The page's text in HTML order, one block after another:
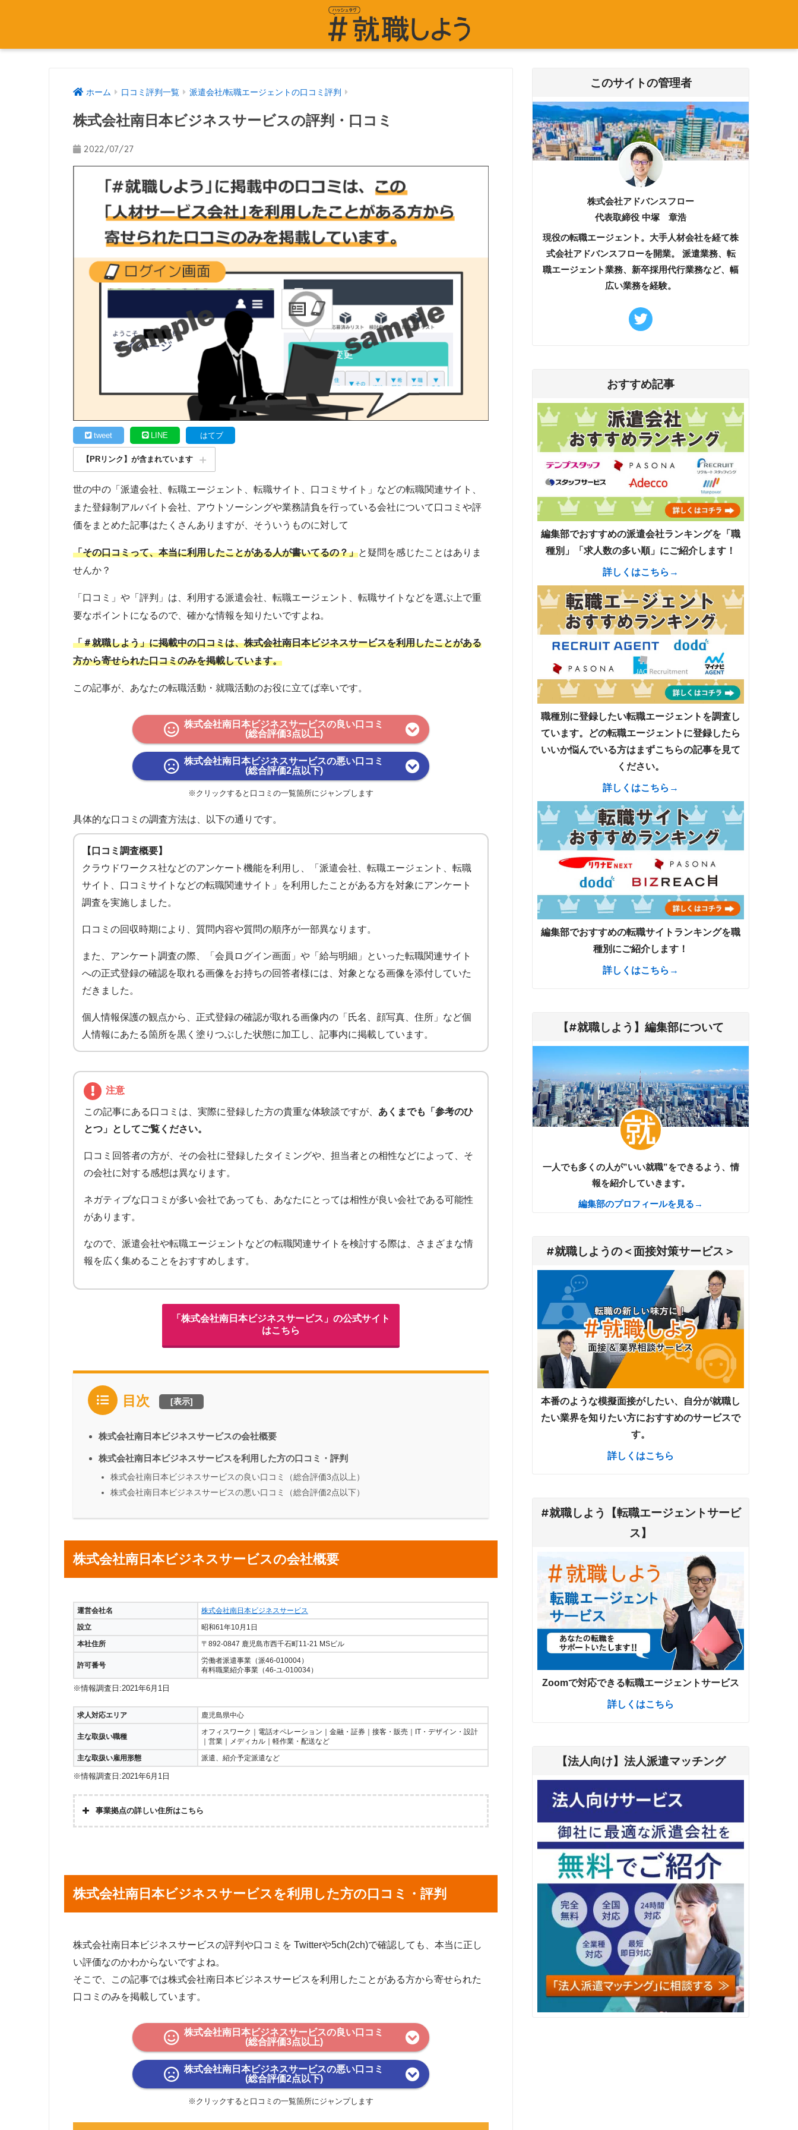
ホーム 口コミ評判一覧 派遣会社/転職エージェントの口コミ評判
株式会社南日本ビジネスサービスの評判・口コミ
2022/07/27
tweet LINE はてブ
【PRリンク】が含まれています
世の中の「派遣会社、転職エージェント、転職サイト、口コミサイト」などの転職関連サイト、
また登録制アルバイト会社、アウトソーシングや業務請負を行っている会社について口コミや評
価をまとめた記事はたくさんありますが、そういうものに対して
「その口コミって、本当に利用したことがある人が書いてるの？」と疑問を感じたことはありま
せんか？
「口コミ」や「評判」は、利用する派遣会社、転職エージェント、転職サイトなどを選ぶ上で重
要なポイントになるので、確かな情報を知りたいですよね。
「＃就職しよう」に掲載中の口コミは、株式会社南日本ビジネスサービスを利用したことがある
方から寄せられた口コミのみを掲載しています。
この記事が、あなたの転職活動・就職活動のお役に立てば幸いです。
株式会社南日本ビジネスサービスの良い口コミ
(総合評価3点以上)
株式会社南日本ビジネスサービスの悪い口コミ
(総合評価2点以下)
※クリックすると口コミの一覧箇所にジャンプします
具体的な口コミの調査方法は、以下の通りです。
【口コミ調査概要】
クラウドワークス社などのアンケート機能を利用し、「派遣会社、転職エージェント、転職
サイト、口コミサイトなどの転職関連サイト」を利用したことがある方を対象にアンケート
調査を実施しました。
口コミの回収時期により、質問内容や質問の順序が一部異なります。
また、アンケート調査の際、「会員ログイン画面」や「給与明細」といった転職関連サイト
への正式登録の確認を取れる画像をお持ちの回答者様には、対象となる画像を添付していた
だきました。
個人情報保護の観点から、正式登録の確認が取れる画像内の「氏名、顔写真、住所」など個
人情報にあたる箇所を黒く塗りつぶした状態に加工し、記事内に掲載しています。
注意
この記事にある口コミは、実際に登録した方の貴重な体験談ですが、 あくまでも「参考のひ
とつ」としてご覧ください。
口コミ回答者の方が、その会社に登録したタイミングや、担当者との相性などによって、そ
の会社に対する感想は異なります。
ネガティブな口コミが多い会社であっても、あなたにとっては相性が良い会社である可能性
があります。
なので、派遣会社や転職エージェントなどの転職関連サイトを検討する際は、さまざまな情
報を広く集めることをおすすめします。
「株式会社南日本ビジネスサービス」の公式サイト
はこちら
目次 [表示]
株式会社南日本ビジネスサービスの会社概要
株式会社南日本ビジネスサービスを利用した方の口コミ・評判
株式会社南日本ビジネスサービスの良い口コミ（総合評価3点以上）
株式会社南日本ビジネスサービスの悪い口コミ（総合評価2点以下）
株式会社南日本ビジネスサービスの会社概要
運営会社名
株式会社南日本ビジネスサービス
設立
昭和61年10月1日
本社住所
〒892-0847 鹿児島市西千石町11-21 MSビル
許可番号
労働者派遣事業（派46-010004）
有料職業紹介事業（46-ユ-010034）
※情報調査日:2021年6月1日
求人対応エリア 鹿児島県中心
主な取扱い職種
オフィスワーク｜電話オペレーション｜金融・証券｜接客・販売｜IT・デザイン・設計
｜営業｜メディカル｜軽作業・配送など
主な取扱い雇用形態
派遣、紹介予定派遣など
※情報調査日:2021年6月1日
事業拠点の詳しい住所はこちら
株式会社南日本ビジネスサービスを利用した方の口コミ・評判
株式会社南日本ビジネスサービスの評判や口コミを Twitterや5ch(2ch)で確認しても、本当に正し
い評価なのかわからないですよね。
そこで、この記事では株式会社南日本ビジネスサービスを利用したことがある方から寄せられた
口コミのみを掲載しています。
株式会社南日本ビジネスサービスの良い口コミ
(総合評価3点以上)
株式会社南日本ビジネスサービスの悪い口コミ
(総合評価2点以下)
※クリックすると口コミの一覧箇所にジャンプします
このサイトの管理者
株式会社アドバンスフロー
代表取締役 中塚 章浩
現役の転職エージェント。大手人材会社を経て株
式会社アドバンスフローを開業。 派遣業務、転
職エージェント業務、新卒採用代行業務など、幅
広い業務を経験。
おすすめ記事
編集部でおすすめの派遣会社ランキングを「職
種別」「求人数の多い順」にご紹介します！
詳しくはこちら→
職種別に登録したい転職エージェントを調査し
ています。どの転職エージェントに登録したら
いいか悩んでいる方はまずこちらの記事を見て
ください。
詳しくはこちら→
編集部でおすすめの転職サイトランキングを職
種別にご紹介します！
詳しくはこちら→
【#就職しよう】編集部について
一人でも多くの人が”いい就職”をできるよう、情
報を紹介していきます。
編集部のプロフィールを見る→
#就職しようの＜面接対策サービス＞
本番のような模擬面接がしたい、自分が就職し
たい業界を知りたい方におすすめのサービスで
す。
詳しくはこちら
#就職しよう【転職エージェントサービ
ス】
Zoomで対応できる転職エージェントサービス
詳しくはこちら
【法人向け】法人派遣マッチング